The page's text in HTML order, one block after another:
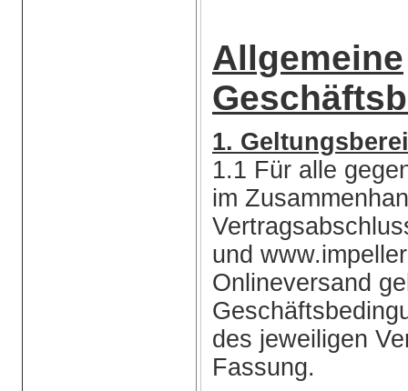
Allgemeine
1.
1.1 Für alle
im
und
Onlineversand
des jeweiligen
Fassung.